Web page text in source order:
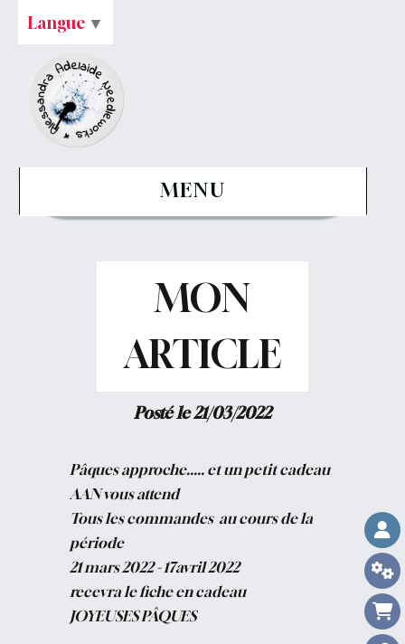
MENU
MON
ARTICLE
Posté le 21/03/2022
Pâques approche..... et un petit cadeau
AAN vous attend
Tous les commandes au cours de la
période
21 mars 2022 - 17avril 2022
recevra le fiche en cadeau
JOYEUSES PÂQUES
Langue ▼